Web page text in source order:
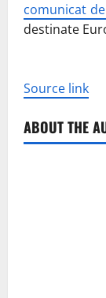
comunicat
destinate
Source link
ABOUT THE